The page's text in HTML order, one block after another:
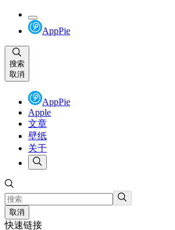
AppPie
搜索
取消
AppPie
Apple
文章
壁纸
关于
取消
快速链接